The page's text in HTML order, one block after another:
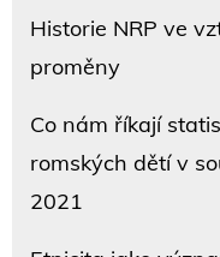
Historie NRP ve
proměny
Co nám říkají
romských dětí v
2021